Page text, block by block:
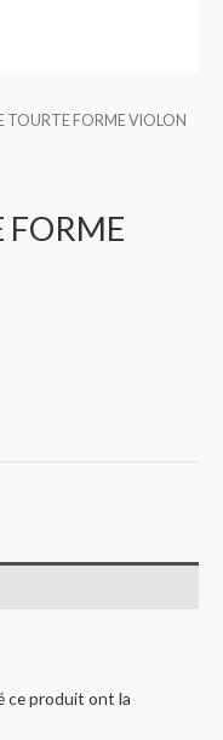
TOURTE FORME VIOLON
FORME
ce produit ont la